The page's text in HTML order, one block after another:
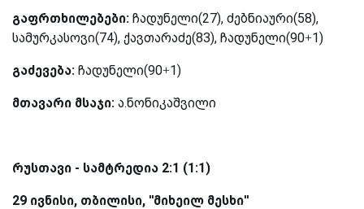
გაფრთხილებები: ჩადუნელი(27), ძებნიაური(58),
სამურკასოვი(74), ქავთარაძე(83), ჩადუნელი(90+1)
გაძევება: ჩადუნელი(90+1)
მთავარი მსაჯი: ა.ნონიკაშვილი
რუსთავი - სამტრედია 2:1 (1:1)
29 ივნისი, თბილისი, ''მიხეილ მესხი''